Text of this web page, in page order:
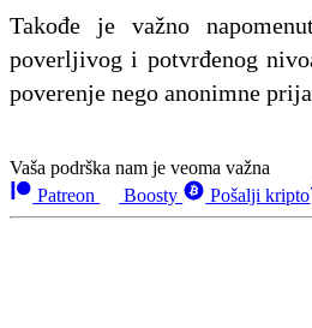
Takođe je važno
poverljivog i potvrđenog
poverenje nego anonimne
Vaša podrška nam je veoma važna
Patreon
Boosty Pošalji kripto